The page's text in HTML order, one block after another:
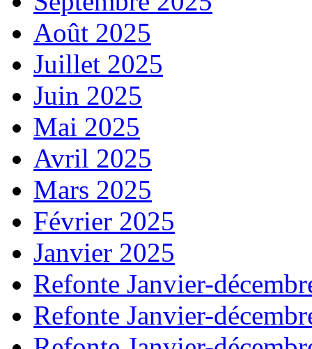
Août 2025
Juillet 2025
Juin 2025
Mai 2025
Avril 2025
Mars 2025
Février 2025
Janvier 2025
Refonte Janvier-
Refonte Janvier-